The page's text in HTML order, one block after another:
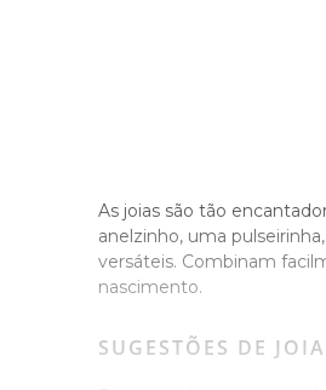
As joias são tão
anelzinho, uma
versáteis. Combinam
nascimento.
SUGESTÕES DE